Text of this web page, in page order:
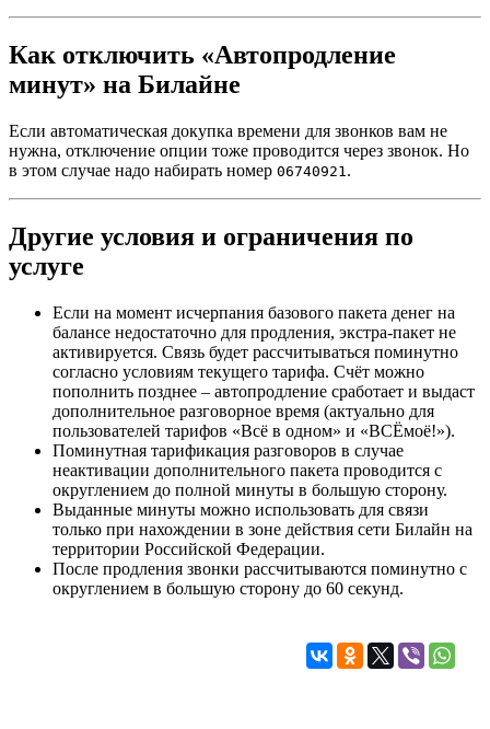
Как отключить «Автопродление
минут» на Билайне
Если автоматическая докупка времени для звонков вам не
нужна, отключение опции тоже проводится через звонок. Но
в этом случае надо набирать номер 06740921.
Другие условия и ограничения по
услуге
Если на момент исчерпания базового пакета денег на
балансе недостаточно для продления, экстра-пакет не
активируется. Связь будет рассчитываться поминутно
согласно условиям текущего тарифа. Счёт можно
пополнить позднее – автопродление сработает и выдаст
дополнительное разговорное время (актуально для
пользователей тарифов «Всё в одном» и «ВСЁмоё!»).
Поминутная тарификация разговоров в случае
неактивации дополнительного пакета проводится с
округлением до полной минуты в большую сторону.
Выданные минуты можно использовать для связи
только при нахождении в зоне действия сети Билайн на
территории Российской Федерации.
После продления звонки рассчитываются поминутно с
округлением в большую сторону до 60 секунд.